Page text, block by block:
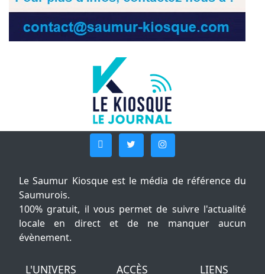
Le Saumur Kiosque est le média de référence du
Saumurois.
100% gratuit, il vous permet de suivre l'actualité
locale en direct et de ne manquer aucun
évènement.
L'UNIVERS ACCÈS LIENS